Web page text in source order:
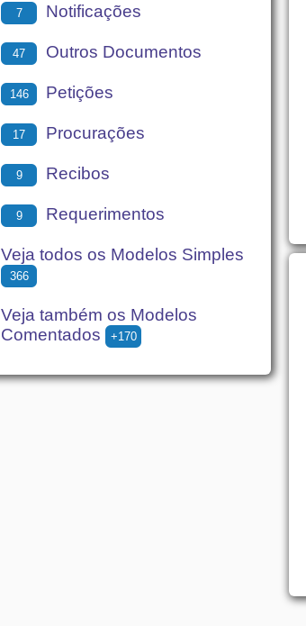
7 Notificações
47 Outros Documentos
146 Petições
17 Procurações
9 Recibos
9 Requerimentos
Veja todos os Modelos Simples
366
Veja também os Modelos
Comentados
+170